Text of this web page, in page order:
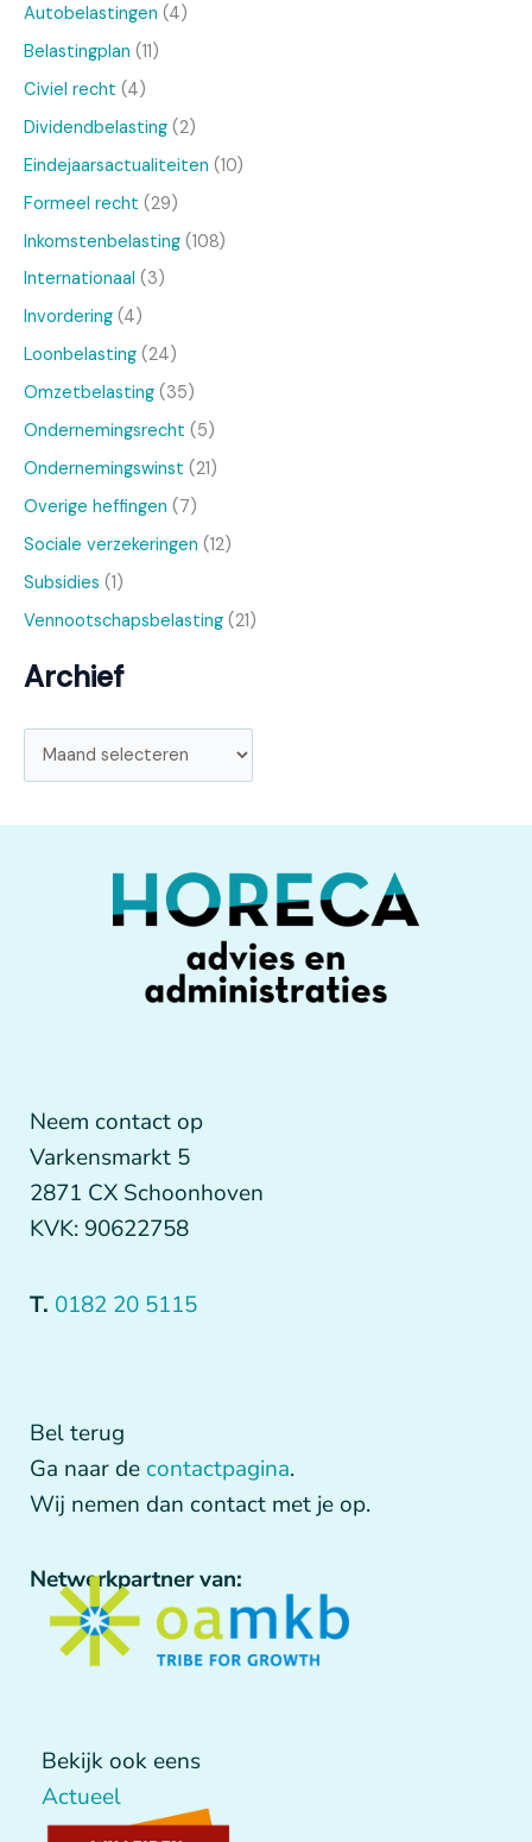
Autobelastingen (4)
Belastingplan (11)
Civiel recht (4)
Dividendbelasting (2)
Eindejaarsactualiteiten (10)
Formeel recht (29)
Inkomstenbelasting (108)
Internationaal (3)
Invordering (4)
Loonbelasting (24)
Omzetbelasting (35)
Ondernemingsrecht (5)
Ondernemingswinst (21)
Overige heffingen (7)
Sociale verzekeringen (12)
Subsidies (1)
Vennootschapsbelasting (21)
Archief
Neem contact op
Varkensmarkt 5
2871 CX Schoonhoven
KVK: 90622758
T. 0182 20 5115
Bel terug
Ga naar de contactpagina.
Wij nemen dan contact met je op.
Netwerkpartner van:
Bekijk ook eens
Actueel